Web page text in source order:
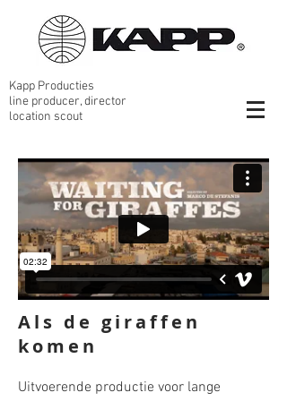
Kapp Producties
line producer, director
location scout
Als de giraffen
komen
Uitvoerende productie voor lange